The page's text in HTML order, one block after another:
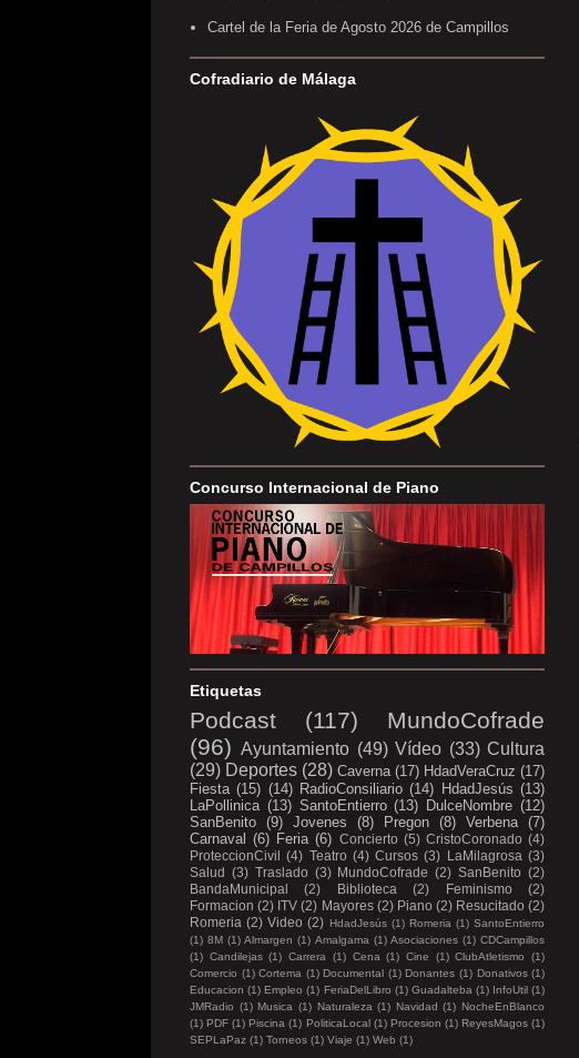
Cartel de la Feria de Agosto 2026 de Campillos
Cofradiario de Málaga
Concurso Internacional de Piano
Etiquetas
Podcast (117)
MundoCofrade
(96) Ayuntamiento (49) Vídeo (33) Cultura
(29) Deportes (28) Caverna (17) HdadVeraCruz (17)
Fiesta (15) (14) RadioConsiliario (14) HdadJesús (13)
LaPollinica (13) SantoEntierro (13) DulceNombre (12)
SanBenito (9) Jovenes (8) Pregon (8) Verbena (7)
Carnaval (6) Feria (6) Concierto (5) CristoCoronado (4)
ProteccionCivil (4) Teatro (4) Cursos (3) LaMilagrosa (3)
Salud (3) Traslado (3) MundoCofrade (2) SanBenito (2)
BandaMunicipal
(2) Biblioteca (2) Feminismo
(2)
Formacion (2) ITV (2) Mayores (2) Piano (2) Resucitado (2)
Romeria (2) Video (2) HdadJesús (1) Romeria (1) SantoEntierro
(1) 8M (1) Almargen (1) Amalgama (1) Asociaciones (1) CDCampillos
(1) Candilejas (1) Carrera (1) Cena (1) Cine (1) ClubAtletismo
(1)
Comercio (1) Cortema (1) Documental (1) Donantes (1) Donativos (1)
Educacion (1) Empleo (1) FeriaDelLibro (1) Guadalteba (1) InfoUtil (1)
JMRadio (1) Musica (1) Naturaleza (1) Navidad (1) NocheEnBlanco
(1) PDF (1) Piscina (1) PoliticaLocal (1) Procesion (1) ReyesMagos (1)
SEPLaPaz (1) Torneos (1) Viaje (1) Web (1)